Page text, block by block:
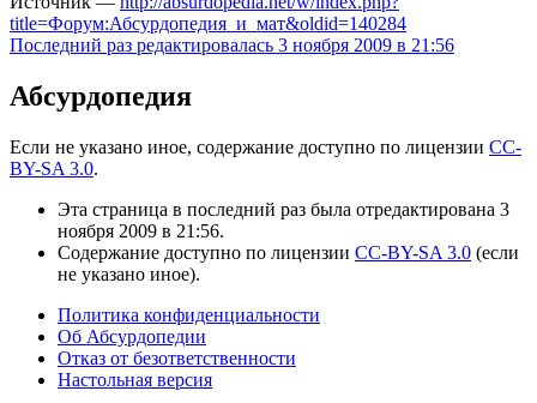
title=Форум:Абсурдопедия_и_мат&oldid=140284
Последний раз редактировалась 3 ноября 2009 в 21:56
Абсурдопедия
Если не указано иное, содержание доступно по лицензии CC-
BY-SA 3.0.
Эта страница в последний раз была отредактирована 3
ноября 2009 в 21:56.
Содержание доступно по лицензии CC-BY-SA 3.0 (если
не указано иное).
Политика конфиденциальности
Об Абсурдопедии
Отказ от безответственности
Настольная версия